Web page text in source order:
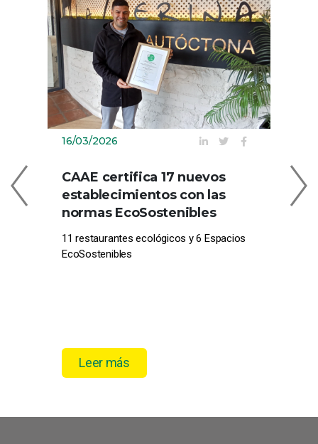
16/03/2026
CAAE certifica 17 nuevos
establecimientos con las
normas EcoSostenibles
11 restaurantes ecológicos y 6 Espacios
EcoSostenibles
Leer más